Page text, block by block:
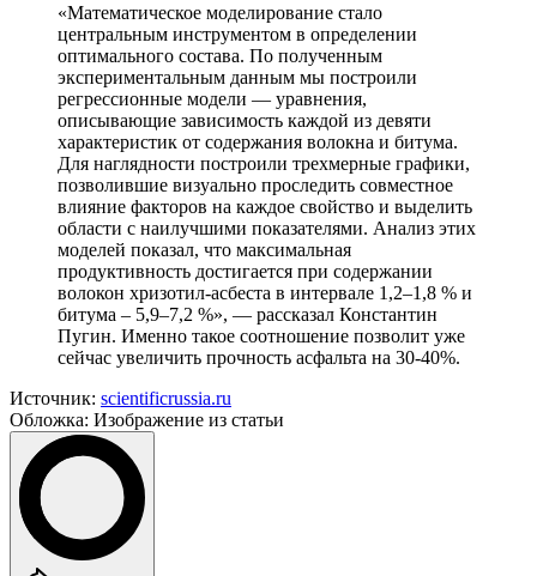
«Математическое моделирование стало
центральным инструментом в определении
оптимального состава. По полученным
экспериментальным данным мы построили
регрессионные модели — уравнения,
описывающие зависимость каждой из девяти
характеристик от содержания волокна и битума.
Для наглядности построили трехмерные графики,
позволившие визуально проследить совместное
влияние факторов на каждое свойство и выделить
области с наилучшими показателями. Анализ этих
моделей показал, что максимальная
продуктивность достигается при содержании
волокон хризотил-асбеста в интервале 1,2–1,8 % и
битума – 5,9–7,2 %», — рассказал Константин
Пугин. Именно такое соотношение позволит уже
сейчас увеличить прочность асфальта на 30-40%.
Источник: scientificrussia.ru
Обложка: Изображение из статьи